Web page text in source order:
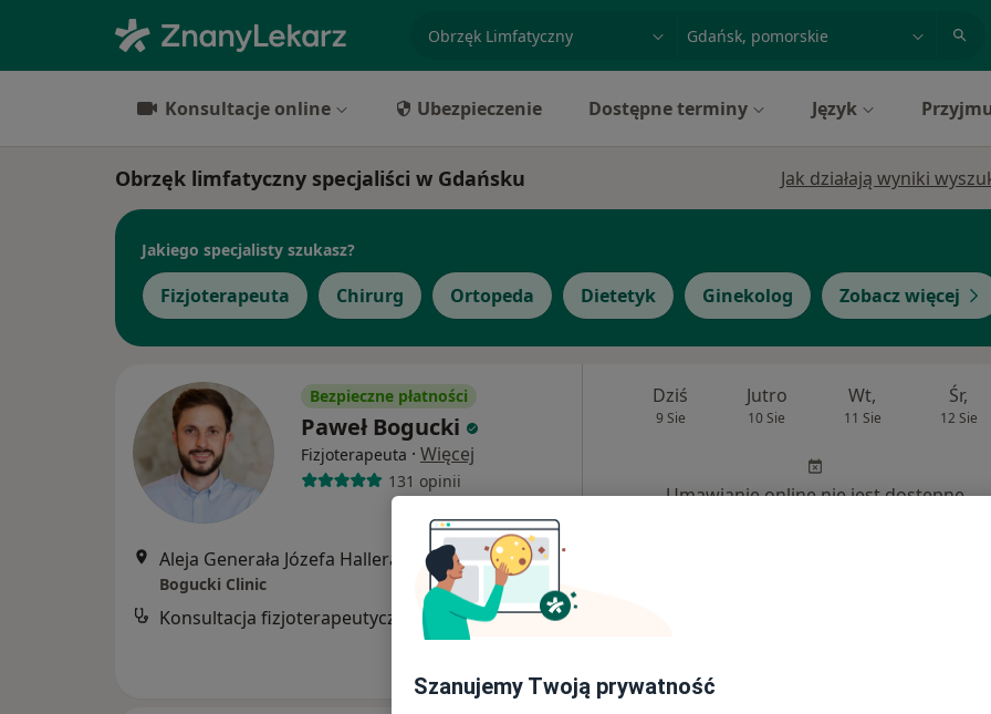
specjalizacja, badanie lub nazwiskomiasto lub dzielnica
Konsultacje online Ubezpieczenie Dostępne terminy Język
Obrzęk limfatyczny specjaliści w Gdańsku Jak działają wyniki
Jakiego specjalisty szukasz?
Fizjoterapeuta Chirurg Ortopeda Dietetyk Ginekolog Zobacz więcej
Bezpieczne płatności
Paweł Bogucki
Fizjoterapeuta · Więcej
131 opinii
Aleja Generała Józefa Hallera 140, Gdańsk • Mapa
Bogucki Clinic
Konsultacja fizjoterapeutyczna 250 zł
Dziś
9 Sie
Jutro
10 Sie
Wt,
11 Sie
Śr,
12 Sie
Umawianie online nie jest dostępne
Szanujemy Twoją prywatność